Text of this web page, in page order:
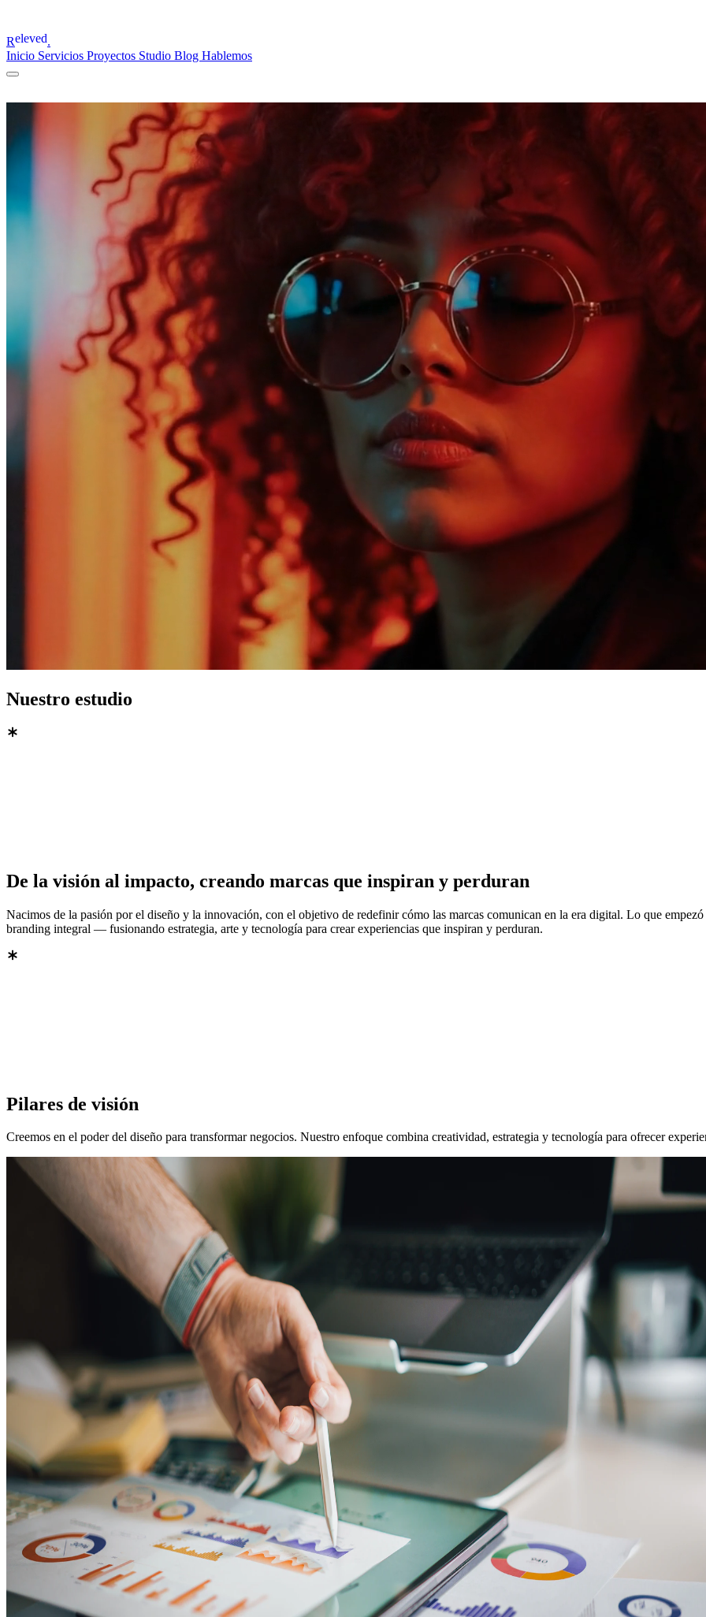
Releved.
Inicio Servicios Proyectos Studio Blog Hablemos
Nuestro estudio
De la visión al impacto, creando marcas que inspiran y perduran
Nacimos de la pasión por el diseño y la innovación, con el objetivo de redefinir cómo las marcas comunican en la era digital. Lo que empezó
branding integral — fusionando estrategia, arte y tecnología para crear experiencias que inspiran y perduran.
Pilares de visión
Creemos en el poder del diseño para transformar negocios. Nuestro enfoque combina creatividad, estrategia y tecnología para ofrecer